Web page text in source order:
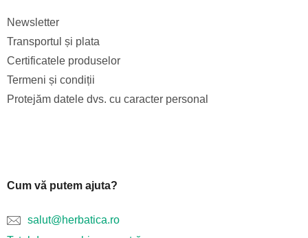
Newsletter
Transportul și plata
Certificatele produselor
Termeni și condiții
Protejăm datele dvs. cu caracter personal
Cum vă putem ajuta?
salut@herbatica.ro